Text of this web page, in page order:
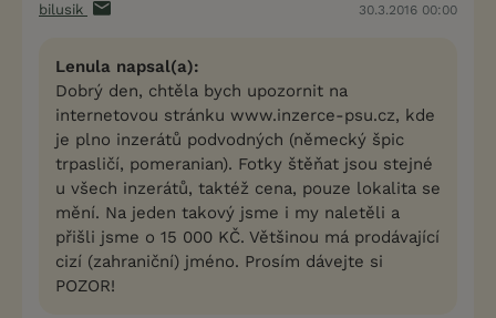
bilusik 30.3.2016 00:00
Lenula napsal(a):
Dobrý den, chtěla bych upozornit na
internetovou stránku www.inzerce-psu.cz, kde
je plno inzerátů podvodných (německý špic
trpasličí, pomeranian). Fotky štěňat jsou stejné
u všech inzerátů, taktéž cena, pouze lokalita se
mění. Na jeden takový jsme i my naletěli a
přišli jsme o 15 000 KČ. Většinou má prodávající
cizí (zahraniční) jméno. Prosím dávejte si
POZOR!